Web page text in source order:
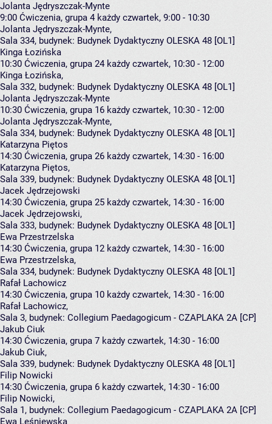
Jolanta Jędryszczak-Mynte
9:00 Ćwiczenia, grupa 4 każdy czwartek, 9:00 - 10:30
Jolanta Jędryszczak-Mynte,
Sala 334, budynek: Budynek Dydaktyczny OLESKA 48 [OL1]
Kinga Łozińska
10:30 Ćwiczenia, grupa 24 każdy czwartek, 10:30 - 12:00
Kinga Łozińska,
Sala 332, budynek: Budynek Dydaktyczny OLESKA 48 [OL1]
Jolanta Jędryszczak-Mynte
10:30 Ćwiczenia, grupa 16 każdy czwartek, 10:30 - 12:00
Jolanta Jędryszczak-Mynte,
Sala 334, budynek: Budynek Dydaktyczny OLESKA 48 [OL1]
Katarzyna Piętos
14:30 Ćwiczenia, grupa 26 każdy czwartek, 14:30 - 16:00
Katarzyna Piętos,
Sala 339, budynek: Budynek Dydaktyczny OLESKA 48 [OL1]
Jacek Jędrzejowski
14:30 Ćwiczenia, grupa 25 każdy czwartek, 14:30 - 16:00
Jacek Jędrzejowski,
Sala 333, budynek: Budynek Dydaktyczny OLESKA 48 [OL1]
Ewa Przestrzelska
14:30 Ćwiczenia, grupa 12 każdy czwartek, 14:30 - 16:00
Ewa Przestrzelska,
Sala 334, budynek: Budynek Dydaktyczny OLESKA 48 [OL1]
Rafał Lachowicz
14:30 Ćwiczenia, grupa 10 każdy czwartek, 14:30 - 16:00
Rafał Lachowicz,
Sala 3, budynek: Collegium Paedagogicum - CZAPLAKA 2A [CP]
Jakub Ciuk
14:30 Ćwiczenia, grupa 7 każdy czwartek, 14:30 - 16:00
Jakub Ciuk,
Sala 339, budynek: Budynek Dydaktyczny OLESKA 48 [OL1]
Filip Nowicki
14:30 Ćwiczenia, grupa 6 każdy czwartek, 14:30 - 16:00
Filip Nowicki,
Sala 1, budynek: Collegium Paedagogicum - CZAPLAKA 2A [CP]
Ewa Leśniewska